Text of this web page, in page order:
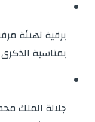
برقية تهنئة
بمناسبة
جلالة الملك